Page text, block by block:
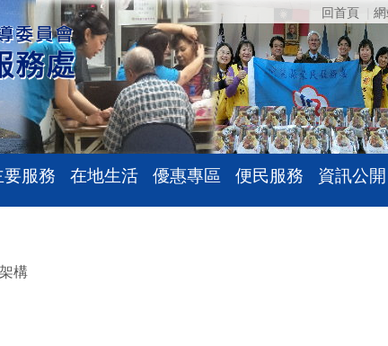
回首頁
要服務 在地生活 優惠專區 便民服務 資訊公開
構